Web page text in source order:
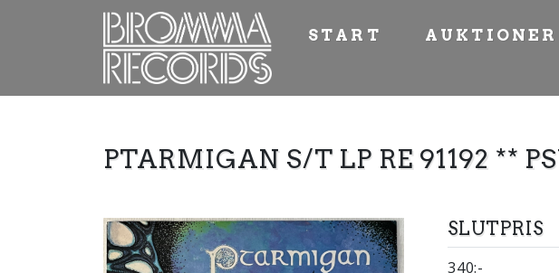
START AUKTIONER
PTARMIGAN S/T LP RE 91192 **
SLUTPRIS
340:-